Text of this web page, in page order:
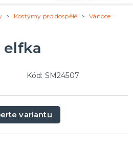
Kostýmy pro dospělé
Vánoce
elfka
Kód: SM24507
variantu